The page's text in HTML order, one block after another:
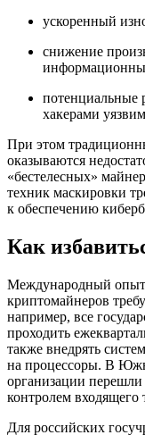
ускоренный
снижение
потенциальные
хакерами
При этом
оказываются
«бестелесных»
техник маскировки
к обеспечению
Как
Международный опыт
криптомайнеров
например, все
проходить
также внедрять
на процессоры. В
организации
контролем входящего
Для российских